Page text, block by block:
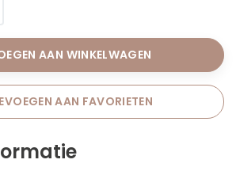
AAN WINKELWAGEN
AAN FAVORIETEN